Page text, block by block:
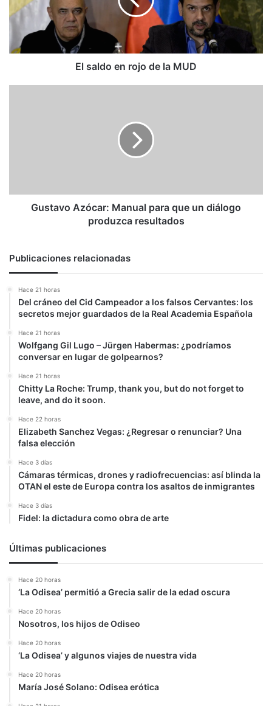
la
El saldo en rojo de la MUD
resultados
Gustavo Azócar: Manual para que un diálogo
produzca resultados
Publicaciones relacionadas
Hace 21 horas
Del cráneo del Cid Campeador a los falsos Cervantes: los
secretos mejor guardados de la Real Academia Española
Hace 21 horas
Wolfgang Gil Lugo – Jürgen Habermas: ¿podríamos
conversar en lugar de golpearnos?
Hace 21 horas
Chitty La Roche: Trump, thank you, but do not forget to
leave, and do it soon.
Hace 22 horas
Elizabeth Sanchez Vegas: ¿Regresar o renunciar? Una
falsa elección
Hace 3 días
Cámaras térmicas, drones y radiofrecuencias: así blinda la
OTAN el este de Europa contra los asaltos de inmigrantes
Hace 3 días
Fidel: la dictadura como obra de arte
Últimas publicaciones
Hace 20 horas
‘La Odisea’ permitió a Grecia salir de la edad oscura
Hace 20 horas
Nosotros, los hijos de Odiseo
Hace 20 horas
‘La Odisea’ y algunos viajes de nuestra vida
Hace 20 horas
María José Solano: Odisea erótica